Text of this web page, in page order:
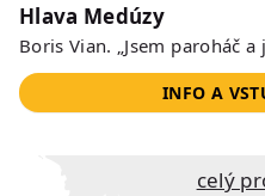
Hlava Medúzy
Boris Vian. „Jsem paroháč
INFO A
Celý